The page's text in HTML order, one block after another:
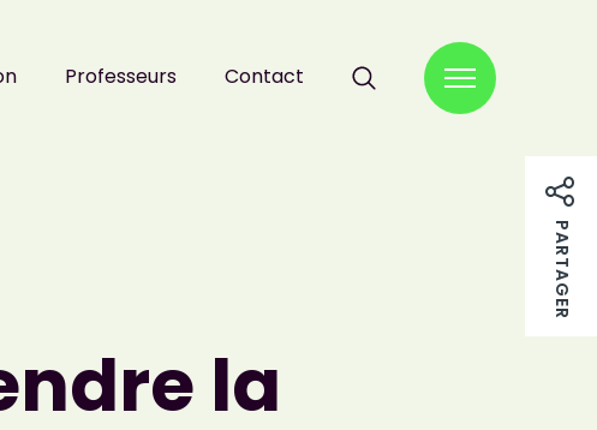
Professeurs Contact
RECHERCHER :
PARTAGER
la